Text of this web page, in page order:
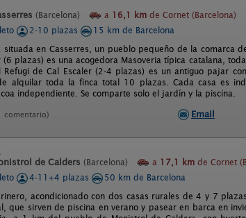
(Barcelona) a 16,1 km de Cornet (Barcelona)
2-10 plazas
15 km de Barcelona
situada en Casserres, un pueblo pequeño de la comarca
(6 plazas) es una acogedora Masoveria típica catalana,
Refugi de Cal Escaler (2-4 plazas) es un antiguo pajar
alquilar toda la finca total 10 plazas. Cada casa es
independiente. Se comparte solo el jardín y la piscina.
comentario) Email
de Calders (Barcelona) a 17,1 km de Cornet
4-11+4 plazas
50 km de Barcelona
acondicionado con dos casas rurales de 4 y 7
que sirven de piscina en verano y pasear en barca en